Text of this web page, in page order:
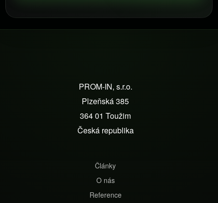
PROM-IN, s.r.o.
Plzeňská 385
364 01 Toužim
Česká republika
Články
O nás
Reference